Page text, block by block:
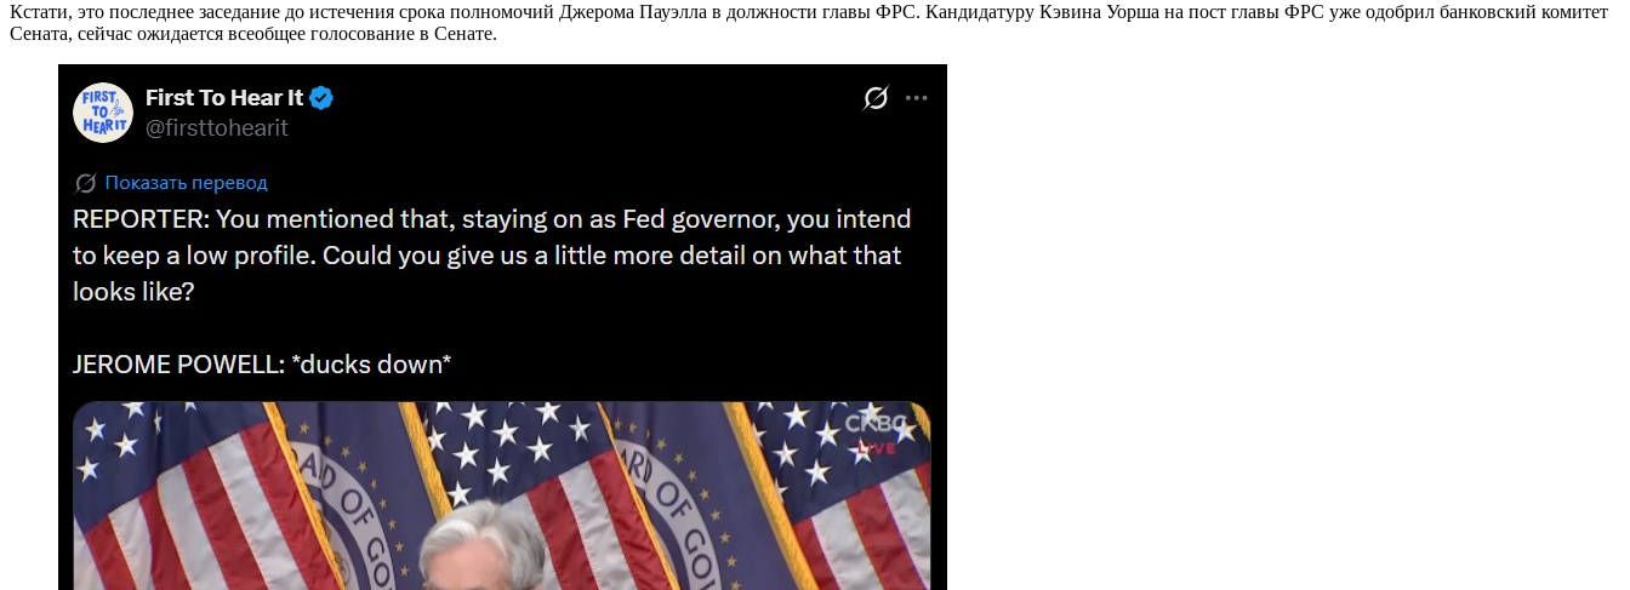
Кстати, это последнее заседание до истечения срока полномочий Джерома Пауэлла в должности главы ФРС. Кандидатуру Кэвина Уорша на пост главы ФРС уже одобрил банковский комитет
Сената, сейчас ожидается всеобщее голосование в Сенате.